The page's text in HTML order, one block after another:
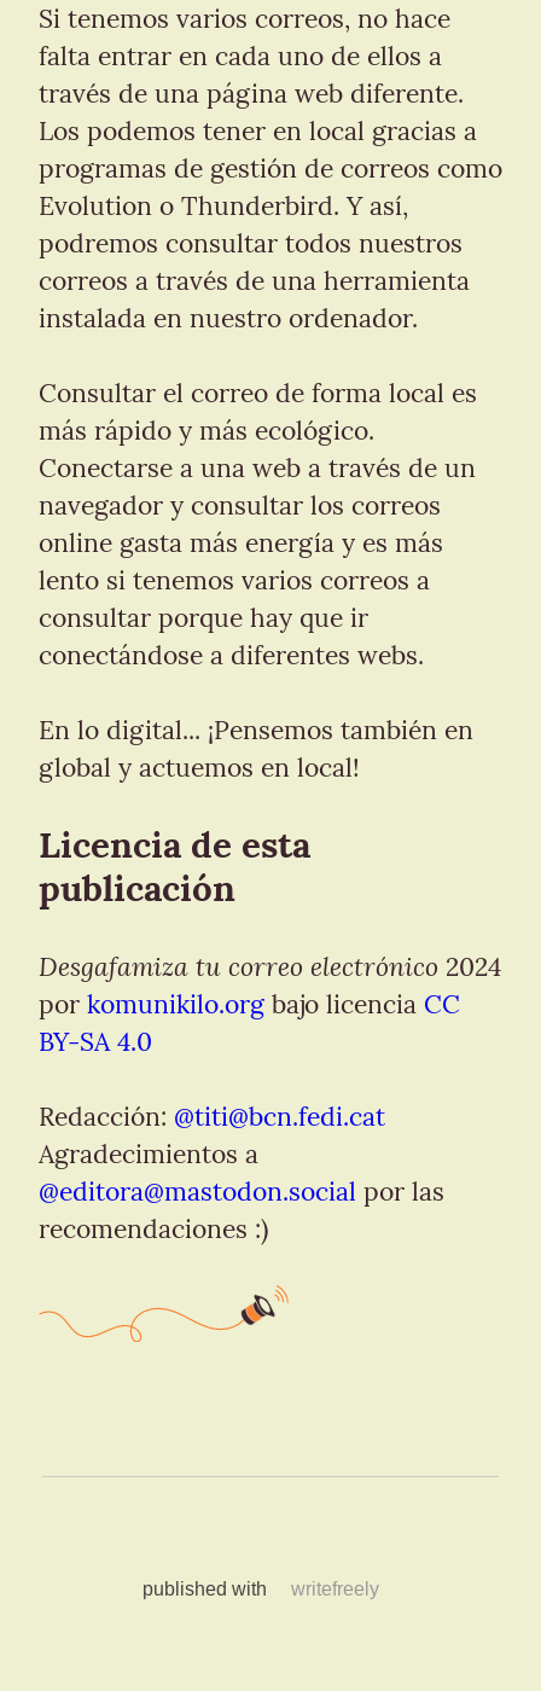
Si tenemos varios correos, no hace
falta entrar en cada uno de ellos a
través de una página web diferente.
Los podemos tener en local gracias a
programas de gestión de correos como
Evolution o Thunderbird. Y así,
podremos consultar todos nuestros
correos a través de una herramienta
instalada en nuestro ordenador.
Consultar el correo de forma local es
más rápido y más ecológico.
Conectarse a una web a través de un
navegador y consultar los correos
online gasta más energía y es más
lento si tenemos varios correos a
consultar porque hay que ir
conectándose a diferentes webs.
En lo digital... ¡Pensemos también en
global y actuemos en local!
Licencia de esta
publicación
Desgafamiza tu correo electrónico 2024
por komunikilo.org bajo licencia CC
BY-SA 4.0
Redacción: @titi@bcn.fedi.cat
@editora@mastodon.social por las
recomendaciones :)
published with writefreely